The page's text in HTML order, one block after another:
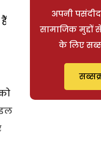
अपनी
सामाजिक मुद्दों
के लिए